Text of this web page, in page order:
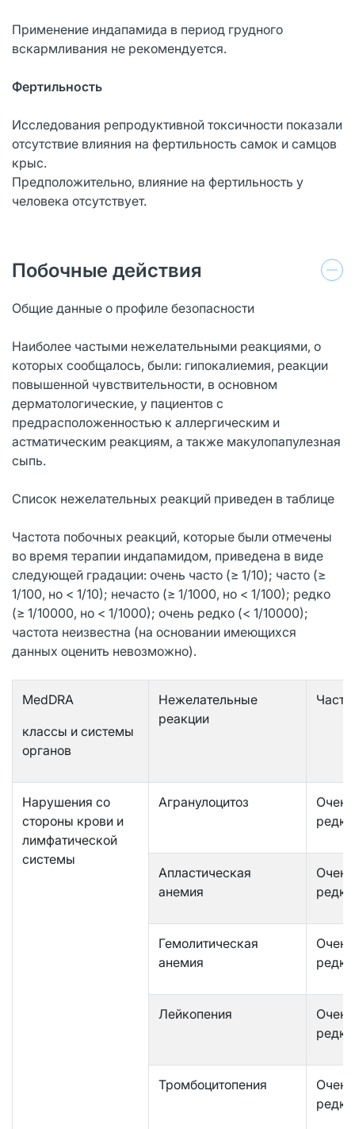
Применение индапамида в период грудного
вскармливания не рекомендуется.
Фертильность
Исследования репродуктивной токсичности показали
отсутствие влияния на фертильность самок и самцов
крыс.
Предположительно, влияние на фертильность у
человека отсутствует.
Побочные действия
Общие данные о профиле безопасности
Наиболее частыми нежелательными реакциями, о
которых сообщалось, были: гипокалиемия, реакции
повышенной чувствительности, в основном
дерматологические, у пациентов с
предрасположенностью к аллергическим и
астматическим реакциям, а также макулопапулезная
сыпь.
Список нежелательных реакций приведен в таблице
Частота побочных реакций, которые были отмечены
во время терапии индапамидом, приведена в виде
следующей градации: очень часто (≥ 1/10); часто (≥
1/100, но < 1/10); нечасто (≥ 1/1000, но < 1/100); редко
(≥ 1/10000, но < 1/1000); очень редко (< 1/10000);
частота неизвестна (на основании имеющихся
данных оценить невозможно).
MedDRA
классы и системы
органов
Нежелательные
реакции
Нарушения со
стороны крови и
лимфатической
системы
Агранулоцитоз
Очень
редко
Апластическая
анемия
Очень
редко
Гемолитическая
анемия
Очень
редко
Лейкопения
Очень
редко
Тромбоцитопения
Очень
редко